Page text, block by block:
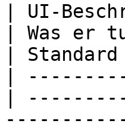
| UI-
| Was er
|
|
|